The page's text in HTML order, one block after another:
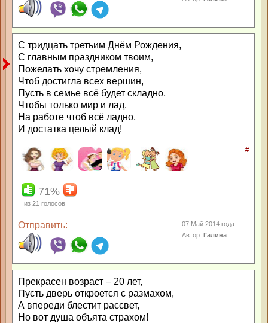
С тридцать третьим Днём Рождения,
С главным праздником твоим,
Пожелать хочу стремления,
Чтоб достигла всех вершин,
Пусть в семье всё будет складно,
Чтобы только мир и лад,
На работе чтоб всё ладно,
И достатка целый клад!
#
71%
из 21 голосов
Отправить:
07 Май 2014 года
Автор:Галина
Прекрасен возраст – 20 лет,
Пусть дверь откроется с размахом,
А впереди блестит рассвет,
Но вот душа объята страхом!